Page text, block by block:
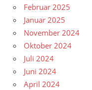
Februar 2025
Januar 2025
November 2024
Oktober 2024
Juli 2024
Juni 2024
April 2024